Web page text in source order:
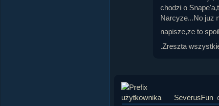
chodzi o
Narcyze...No juz
napisze,ze to
.Zreszta
SeverusFun